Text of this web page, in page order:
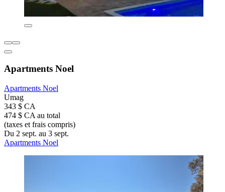
Apartments Noel
Apartments Noel
Umag
343 $ CA
474 $ CA au total
(taxes et frais compris)
Du 2 sept. au 3 sept.
Apartments Noel